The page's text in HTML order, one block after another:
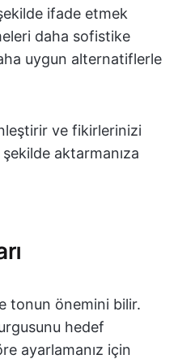
ifade etmek
daha sofistike
uygun alternatiflerle
ve fikirlerinizi
aktarmanıza
tonun önemini bilir.
hedef
ayarlamanız için